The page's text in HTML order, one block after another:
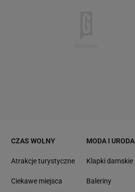
CZAS WOLNY
Atrakcje turystyczne
Ciekawe miejsca
MODA I URODA
Klapki damskie
Baleriny